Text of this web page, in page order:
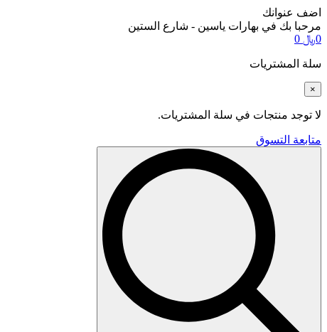
اضف عنوانك
مرحبا بك في بهارات ياسين - شارع الستين
0﷼ 0
سلة المشتريات
×
لا توجد منتجات في سلة المشتريات.
متابعة التسوق